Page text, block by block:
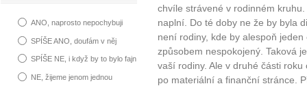
ANO, naprosto nepochybuji
SPÍŠE ANO, doufám v něj
SPÍŠE NE, i když by to bylo fajn
NE, žijeme jenom jednou
chvíle strávené v rodinném
naplní. Do té doby ne že by byla
není rodiny, kde by alespoň
způsobem nespokojený. Taková
vaší rodiny. Ale v druhé části
po materiální a finanční stránce.